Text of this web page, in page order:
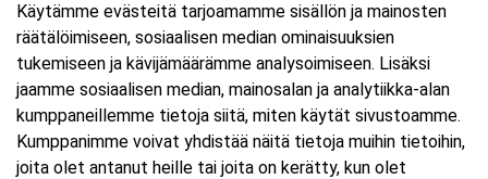
Käytämme evästeitä tarjoamamme sisällön ja mainosten
räätälöimiseen, sosiaalisen median ominaisuuksien
tukemiseen ja kävijämäärämme analysoimiseen. Lisäksi
jaamme sosiaalisen median, mainosalan ja analytiikka-alan
kumppaneillemme tietoja siitä, miten käytät sivustoamme.
Kumppanimme voivat yhdistää näitä tietoja muihin tietoihin,
joita olet antanut heille tai joita on kerätty, kun olet